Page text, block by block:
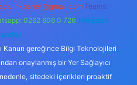
Teams:
0262 606 0 726 Telegram:
Kanun gereğince Bilgi Teknolojileri
onaylanmış bir Yer Sağlayıcı
sitedeki içerikleri proaktif